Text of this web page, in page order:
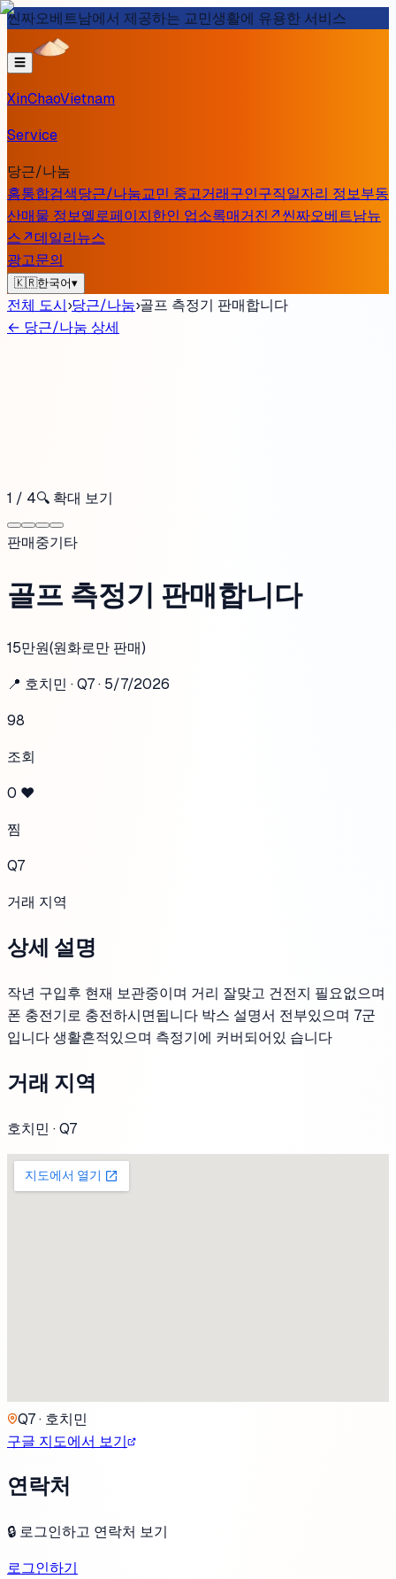
씬짜오베트남에서 제공하는 교민생활에 유용한 서비스
☰
XinChaoVietnam
Service
당근/나눔
홈통합검색당근/나눔교민 중고거래구인구직일자리 정보부동
산매물 정보옐로페이지한인 업소록매거진 ↗씬짜오베트남뉴
스↗데일리뉴스
광고문의
🇰🇷한국어▾
전체 도시›당근/나눔›골프 측정기 판매합니다
← 당근/나눔 상세
1 / 4🔍 확대 보기
판매중기타
골프 측정기 판매합니다
15만원(원화로만 판매)
📍 호치민 · Q7· 5/7/2026
98
조회
0 ❤️
찜
Q7
거래 지역
상세 설명
작년 구입후 현재 보관중이며 거리 잘맞고 건전지 필요없으며
폰 충전기로 충전하시면됩니다 박스 설명서 전부있으며 7군
입니다 생활흔적있으며 측정기에 커버되어있 습니다
거래 지역
호치민 · Q7
Q7 · 호치민
구글 지도에서 보기
연락처
🔒 로그인하고 연락처 보기
로그인하기